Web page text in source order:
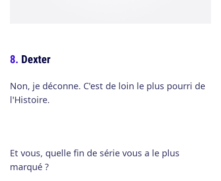
Dexter
Non, je déconne. C'est de loin le plus pourri de
l'Histoire.
Et vous, quelle fin de série vous a le plus
marqué ?